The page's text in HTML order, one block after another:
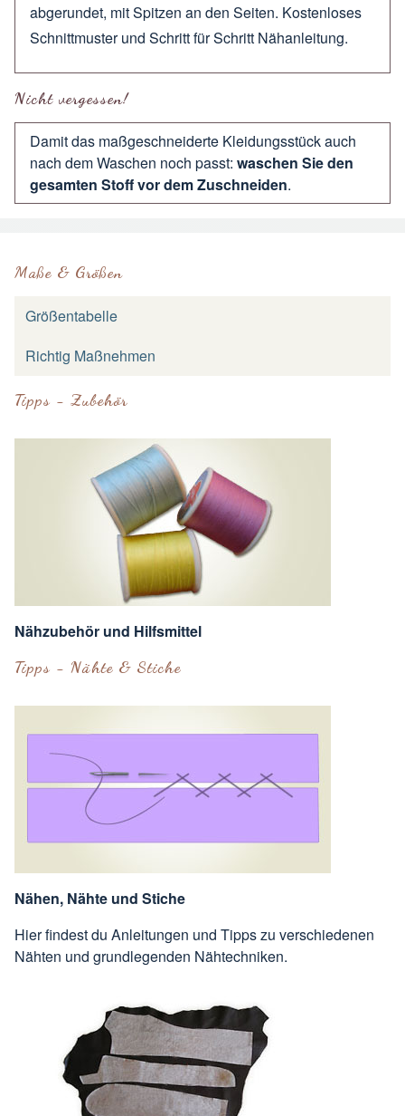
abgerundet, mit Spitzen an den Seiten. Kostenloses
Schnittmuster und Schritt für Schritt Nähanleitung.
Nicht vergessen!
Damit das maßgeschneiderte Kleidungsstück auch
nach dem Waschen noch passt: waschen Sie den
gesamten Stoff vor dem Zuschneiden.
Maße & Größen
Größentabelle
Richtig Maßnehmen
Tipps - Zubehör
Nähzubehör und Hilfsmittel
Tipps - Nähte & Stiche
Nähen, Nähte und Stiche
Hier findest du Anleitungen und Tipps zu verschiedenen
Nähten und grundlegenden Nähtechniken.